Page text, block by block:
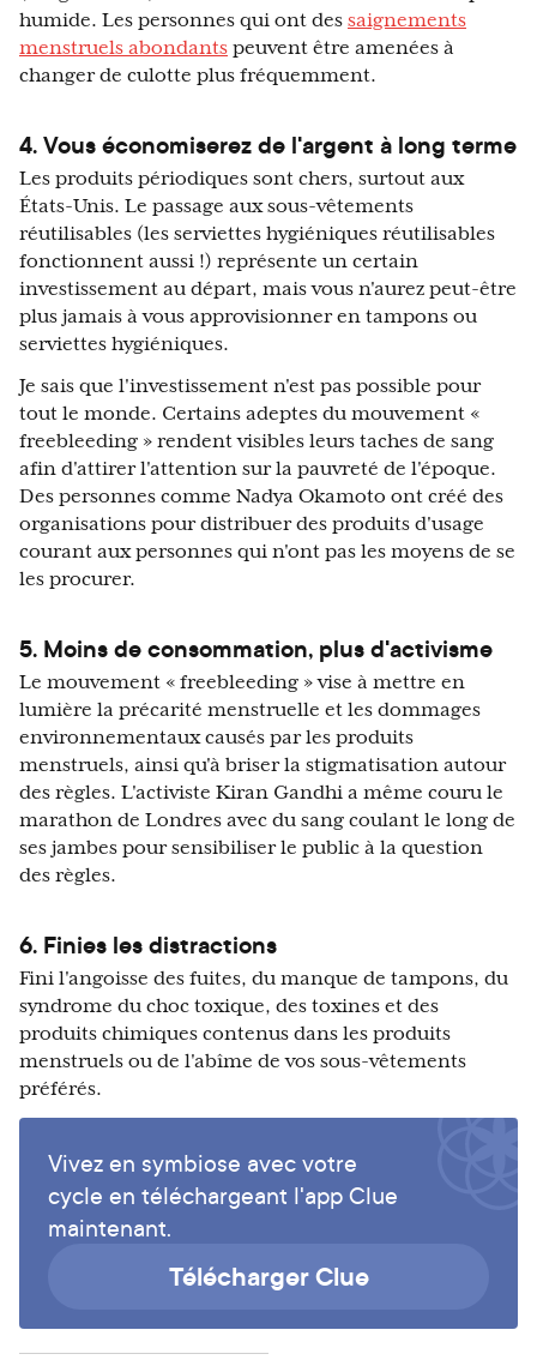
humide. Les personnes qui ont des saignements
menstruels abondants peuvent être amenées à
changer de culotte plus fréquemment.
4. Vous économiserez de l'argent à long terme
Les produits périodiques sont chers, surtout aux
États-Unis. Le passage aux sous-vêtements
réutilisables (les serviettes hygiéniques réutilisables
fonctionnent aussi !) représente un certain
investissement au départ, mais vous n'aurez peut-être
plus jamais à vous approvisionner en tampons ou
serviettes hygiéniques.
Je sais que l'investissement n'est pas possible pour
tout le monde. Certains adeptes du mouvement «
freebleeding » rendent visibles leurs taches de sang
afin d'attirer l'attention sur la pauvreté de l'époque.
Des personnes comme Nadya Okamoto ont créé des
organisations pour distribuer des produits d'usage
courant aux personnes qui n'ont pas les moyens de se
les procurer.
5. Moins de consommation, plus d'activisme
Le mouvement « freebleeding » vise à mettre en
lumière la précarité menstruelle et les dommages
environnementaux causés par les produits
menstruels, ainsi qu'à briser la stigmatisation autour
des règles. L'activiste Kiran Gandhi a même couru le
marathon de Londres avec du sang coulant le long de
ses jambes pour sensibiliser le public à la question
des règles.
6. Finies les distractions
Fini l'angoisse des fuites, du manque de tampons, du
syndrome du choc toxique, des toxines et des
produits chimiques contenus dans les produits
menstruels ou de l'abîme de vos sous-vêtements
préférés.
Vivez en symbiose avec votre
cycle en téléchargeant l'app Clue
maintenant.
Télécharger Clue